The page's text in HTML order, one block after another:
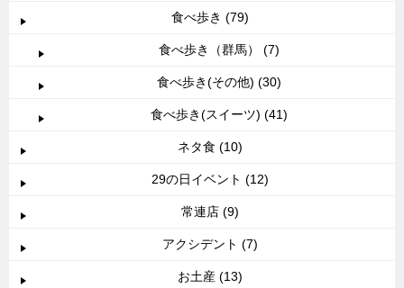
食べ歩き (79)
食べ歩き（群馬） (7)
食べ歩き(その他) (30)
食べ歩き(スイーツ) (41)
ネタ食 (10)
29の日イベント (12)
常連店 (9)
アクシデント (7)
お土産 (13)